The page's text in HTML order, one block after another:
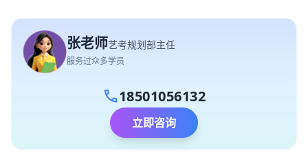
张老师艺考规划部主任
服务过众多学员
call18501056132
立即咨询